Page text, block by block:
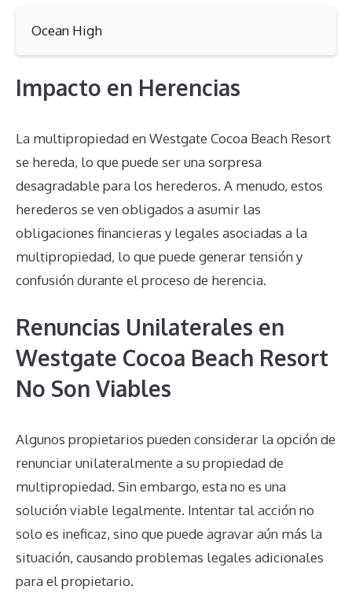
Ocean High
Impacto en Herencias
La multipropiedad en Westgate Cocoa Beach Resort
se hereda, lo que puede ser una sorpresa
desagradable para los herederos. A menudo, estos
herederos se ven obligados a asumir las
obligaciones financieras y legales asociadas a la
multipropiedad, lo que puede generar tensión y
confusión durante el proceso de herencia.
Renuncias Unilaterales en
Westgate Cocoa Beach Resort
No Son Viables
Algunos propietarios pueden considerar la opción de
renunciar unilateralmente a su propiedad de
multipropiedad. Sin embargo, esta no es una
solución viable legalmente. Intentar tal acción no
solo es ineficaz, sino que puede agravar aún más la
situación, causando problemas legales adicionales
para el propietario.